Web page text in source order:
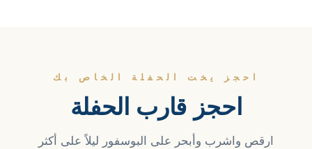
احجز يخت الحفلة الخاص بك
احجز قارب الحفلة
ارقص واشرب وأبحر على البوسفور ليلاً على أكثر